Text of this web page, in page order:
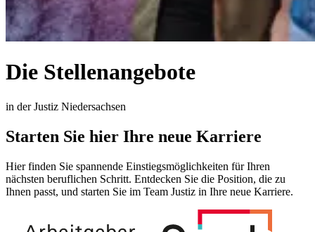
Die Stellenangebote
in der Justiz Niedersachsen
Starten Sie hier Ihre neue Karriere
Hier finden Sie spannende Einstiegsmöglichkeiten für Ihren
nächsten beruflichen Schritt. Entdecken Sie die Position, die zu
Ihnen passt, und starten Sie im Team Justiz in Ihre neue Karriere.